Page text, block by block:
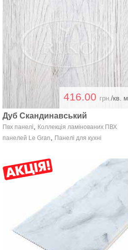
416.00 грн. /кв. м.
Дуб Скандинавський
Пвх панелі
Коллекція ламінованих ПВХ
панелей Le Gran
Панелі для кухні